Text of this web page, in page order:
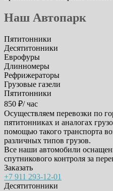
Наш Автопарк
Пятитонники
Десятитонники
Еврофуры
Длинномеры
Рефрижераторы
Грузовые газели
Пятитонники
850 ₽/ час
Осуществляем перевозки по
пятитонниках и аналогах
помощью такого транспорта
различных типов грузов.
Все наши автомобили
спутникового контроля за
Заказать
+7 911 293-12-01
Десятитонники